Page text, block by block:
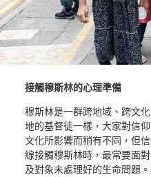
接觸穆斯林的心理準備
穆斯林是一群跨地域、跨文
地的基督徒一樣，大家對信
文化所影響而稍有不同，但
線接觸穆斯林時，最常要面
及對象未處理好的生命問題